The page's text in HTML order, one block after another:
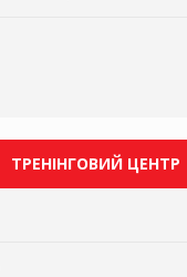
ТРЕНІНГОВИЙ ЦЕНТР